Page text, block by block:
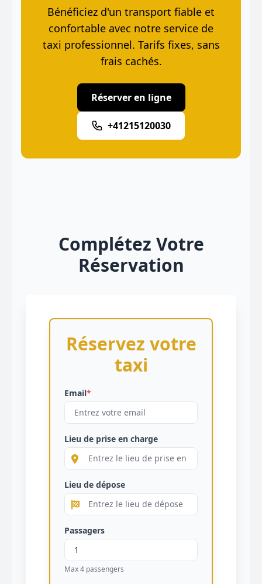
Bénéficiez d'un transport fiable et
confortable avec notre service de
taxi professionnel. Tarifs fixes, sans
frais cachés.
Réserver en ligne
+41215120030
Complétez Votre
Réservation
Réservez votre
taxi
Email*
Lieu de prise en charge
Lieu de dépose
Passagers
Max 4 passengers